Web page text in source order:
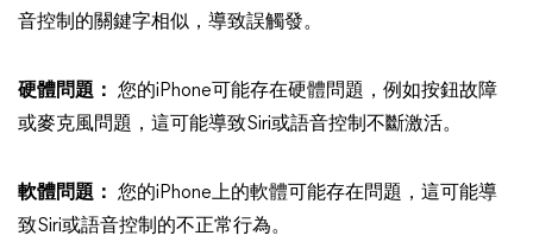
音控制的關鍵字相似，導致誤觸發。
硬體問題：
您的iPhone可能存在硬體問題，例如按鈕故障
或麥克風問題，這可能導致Siri或語音控制不斷激活。
軟體問題：
您的iPhone上的軟體可能存在問題，這可能導
致Siri或語音控制的不正常行為。